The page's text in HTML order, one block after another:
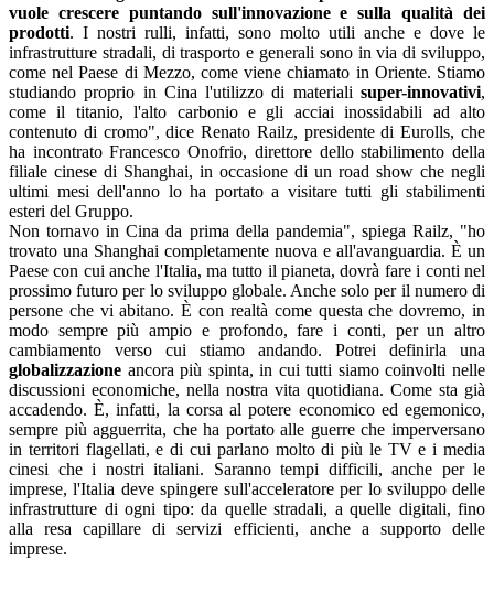
vuole crescere puntando sull'innovazione e sulla qualità dei
prodotti. I nostri rulli, infatti, sono molto utili anche e dove le
infrastrutture stradali, di trasporto e generali sono in via di sviluppo,
come nel Paese di Mezzo, come viene chiamato in Oriente. Stiamo
studiando proprio in Cina l'utilizzo di materiali super-innovativi,
come il titanio, l'alto carbonio e gli acciai inossidabili ad alto
contenuto di cromo", dice Renato Railz, presidente di Eurolls, che
ha incontrato Francesco Onofrio, direttore dello stabilimento della
filiale cinese di Shanghai, in occasione di un road show che negli
ultimi mesi dell'anno lo ha portato a visitare tutti gli stabilimenti
esteri del Gruppo.
Non tornavo in Cina da prima della pandemia", spiega Railz, "ho
trovato una Shanghai completamente nuova e all'avanguardia. È un
Paese con cui anche l'Italia, ma tutto il pianeta, dovrà fare i conti nel
prossimo futuro per lo sviluppo globale. Anche solo per il numero di
persone che vi abitano. È con realtà come questa che dovremo, in
modo sempre più ampio e profondo, fare i conti, per un altro
cambiamento verso cui stiamo andando. Potrei definirla una
globalizzazione ancora più spinta, in cui tutti siamo coinvolti nelle
discussioni economiche, nella nostra vita quotidiana. Come sta già
accadendo. È, infatti, la corsa al potere economico ed egemonico,
sempre più agguerrita, che ha portato alle guerre che imperversano
in territori flagellati, e di cui parlano molto di più le TV e i media
cinesi che i nostri italiani. Saranno tempi difficili, anche per le
imprese, l'Italia deve spingere sull'acceleratore per lo sviluppo delle
infrastrutture di ogni tipo: da quelle stradali, a quelle digitali, fino
alla resa capillare di servizi efficienti, anche a supporto delle
imprese.